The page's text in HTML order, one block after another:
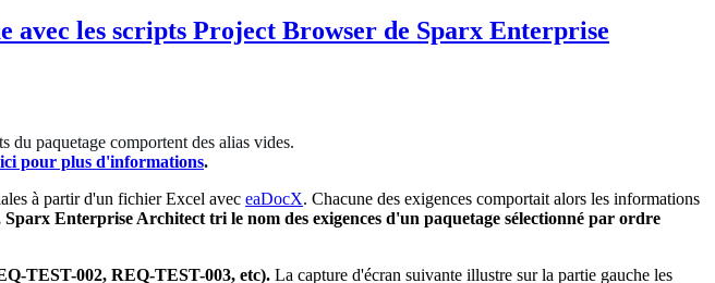
avec les scripts Project Browser de Sparx Enterprise
paquetage comportent des alias vides.
pour plus d'informations.
à partir d'un fichier Excel avec eaDocX. Chacune des exigences comportait alors les informations
Enterprise Architect tri le nom des exigences d'un paquetage sélectionné par ordre
TEST-002, REQ-TEST-003, etc). La capture d'écran suivante illustre sur la partie gauche les